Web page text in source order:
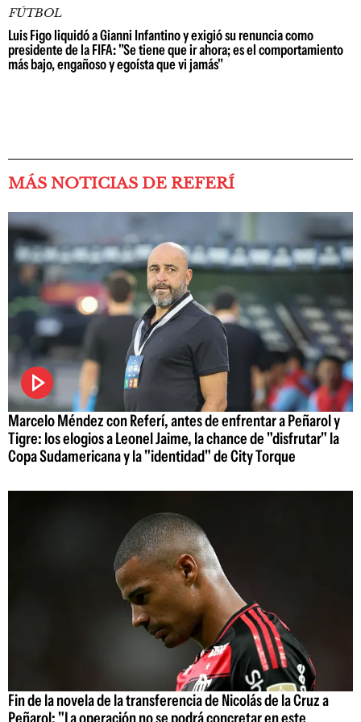
FÚTBOL
Luis Figo liquidó a Gianni Infantino y exigió su renuncia como
presidente de la FIFA: "Se tiene que ir ahora; es el comportamiento
más bajo, engañoso y egoísta que vi jamás"
MÁS NOTICIAS DE REFERÍ
Marcelo Méndez con Referí, antes de enfrentar a Peñarol y
Tigre: los elogios a Leonel Jaime, la chance de "disfrutar" la
Copa Sudamericana y la "identidad" de City Torque
Fin de la novela de la transferencia de Nicolás de la Cruz a
Peñarol: "La operación no se podrá concretar en este